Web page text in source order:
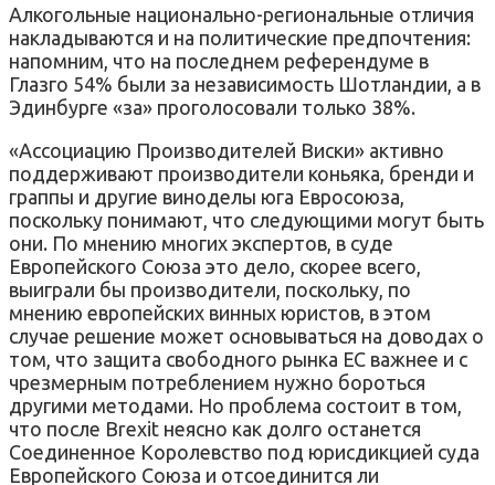
Алкогольные национально-региональные отличия
накладываются и на политические предпочтения:
напомним, что на последнем референдуме в
Глазго 54% были за независимость Шотландии, а в
Эдинбурге «за» проголосовали только 38%.
«Ассоциацию Производителей Виски» активно
поддерживают производители коньяка, бренди и
граппы и другие виноделы юга Евросоюза,
поскольку понимают, что следующими могут быть
они. По мнению многих экспертов, в суде
Европейского Союза это дело, скорее всего,
выиграли бы производители, поскольку, по
мнению европейских винных юристов, в этом
случае решение может основываться на доводах о
том, что защита свободного рынка ЕС важнее и с
чрезмерным потреблением нужно бороться
другими методами. Но проблема состоит в том,
что после Brexit неясно как долго останется
Соединенное Королевство под юрисдикцией суда
Европейского Союза и отсоединится ли